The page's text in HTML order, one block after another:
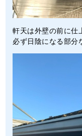
軒天は外壁の前に仕
必ず日陰になる部分